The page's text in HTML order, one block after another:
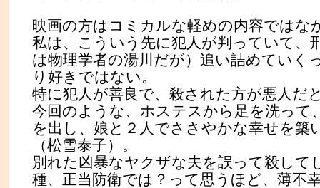
映画の方はコミカルな軽めの内容ではな
私は、こういう先に犯人が判っていて、
は物理学者の湯川だが）追い詰めていく
り好きではない。
特に犯人が善良で、殺された方が悪人だ
今回のような、ホステスから足を洗って
を出し、娘と２人でささやかな幸せを築
（松雪泰子）。
別れた凶暴なヤクザな夫を誤って殺して
種、正当防衛では？って思うほど、薄不